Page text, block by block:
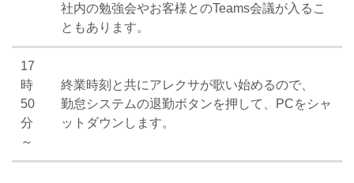
社内の勉強会やお客様とのTeams会議が入るこ
ともあります。
17
時
50
分
～
終業時刻と共にアレクサが歌い始めるので、
勤怠システムの退勤ボタンを押して、PCをシャ
ットダウンします。